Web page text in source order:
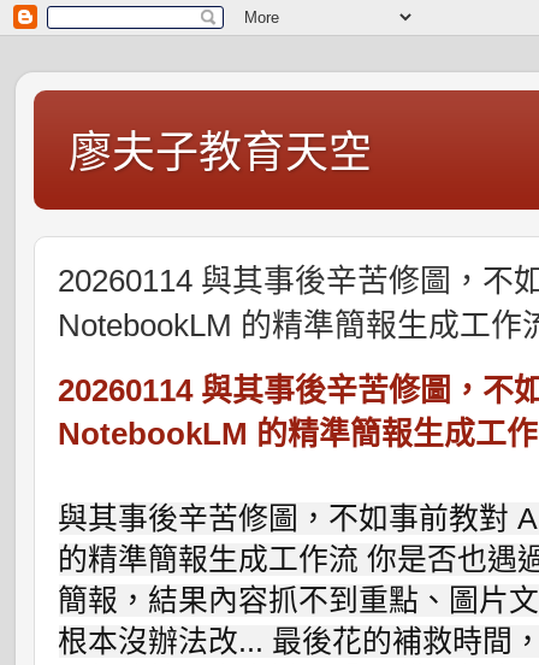
廖夫子教育天空
20260114 與其事後辛苦修圖，不
NotebookLM 的精準簡報生成工作
20260114 與其事後辛苦修圖，不
NotebookLM 的精準簡報生成工
與其事後辛苦修圖，不如事前教對
的精準簡報生成工作流 你是否也遇
簡報，結果內容抓不到重點、圖片
根本沒辦法改... 最後花的補救時間